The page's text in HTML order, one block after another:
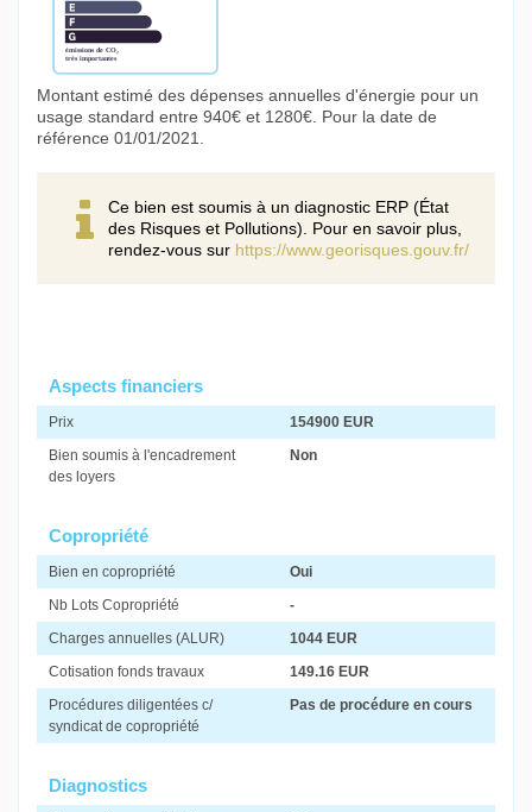
Montant estimé des dépenses annuelles d'énergie pour un
usage standard entre 940€ et 1280€. Pour la date de
référence 01/01/2021.
Ce bien est soumis à un diagnostic ERP (État
des Risques et Pollutions). Pour en savoir plus,
rendez-vous sur https://www.georisques.gouv.fr/
Aspects financiers
Prix
154900 EUR
Bien soumis à l'encadrement
des loyers
Non
Copropriété
Bien en copropriété
Oui
Nb Lots Copropriété
-
Charges annuelles (ALUR)
1044 EUR
Cotisation fonds travaux
149.16 EUR
Procédures diligentées c/
syndicat de copropriété
Pas de procédure en cours
Diagnostics